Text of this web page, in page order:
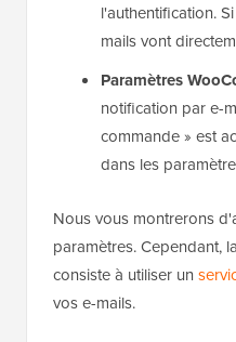
l'authentification.
mails vont
Paramètres
notification par e-
commande » est
dans les
Nous vous montrerons
paramètres. Cependant,
consiste à utiliser un
vos e-mails.